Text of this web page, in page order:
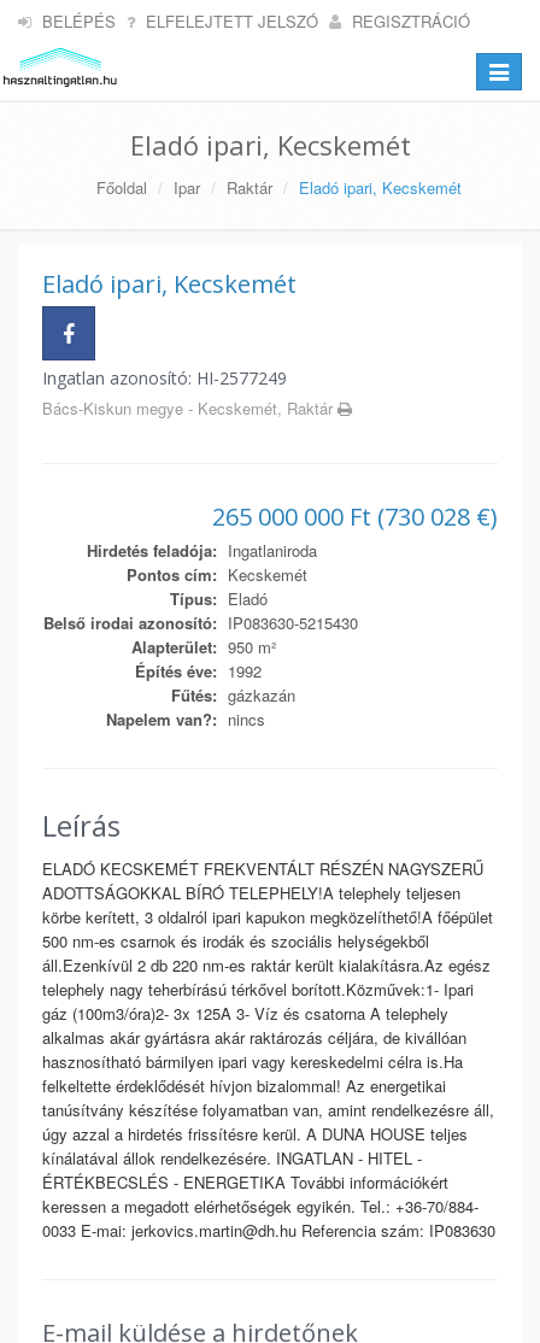
BELÉPÉS ELFELEJTETT JELSZÓ REGISZTRÁCIÓ
Toggle
Eladó ipari, Kecskemét
Főoldal Ipar Raktár Eladó ipari, Kecskemét
Eladó ipari, Kecskemét
Ingatlan azonosító: HI-2577249
Bács-Kiskun megye - Kecskemét, Raktár
265 000 000 Ft (730 028 €)
Hirdetés feladója: Ingatlaniroda
Pontos cím: Kecskemét
Típus: Eladó
Belső irodai azonosító: IP083630-5215430
Alapterület: 950 m²
Építés éve: 1992
Fűtés: gázkazán
Napelem van?: nincs
Leírás
ELADÓ KECSKEMÉT FREKVENTÁLT RÉSZÉN NAGYSZERŰ
ADOTTSÁGOKKAL BÍRÓ TELEPHELY!A telephely teljesen
körbe kerített, 3 oldalról ipari kapukon megközelíthető!A főépület
500 nm-es csarnok és irodák és szociális helységekből
áll.Ezenkívül 2 db 220 nm-es raktár került kialakításra.Az egész
telephely nagy teherbírású térkővel borított.Közművek:1- Ipari
gáz (100m3/óra)2- 3x 125A 3- Víz és csatorna A telephely
alkalmas akár gyártásra akár raktározás céljára, de kivállóan
hasznosítható bármilyen ipari vagy kereskedelmi célra is.Ha
felkeltette érdeklődését hívjon bizalommal! Az energetikai
tanúsítvány készítése folyamatban van, amint rendelkezésre áll,
úgy azzal a hirdetés frissítésre kerül. A DUNA HOUSE teljes
kínálatával állok rendelkezésére. INGATLAN - HITEL -
ÉRTÉKBECSLÉS - ENERGETIKA További információkért
keressen a megadott elérhetőségek egyikén. Tel.: +36-70/884-
0033 E-mai: jerkovics.martin@dh.hu Referencia szám: IP083630
E-mail küldése a hirdetőnek